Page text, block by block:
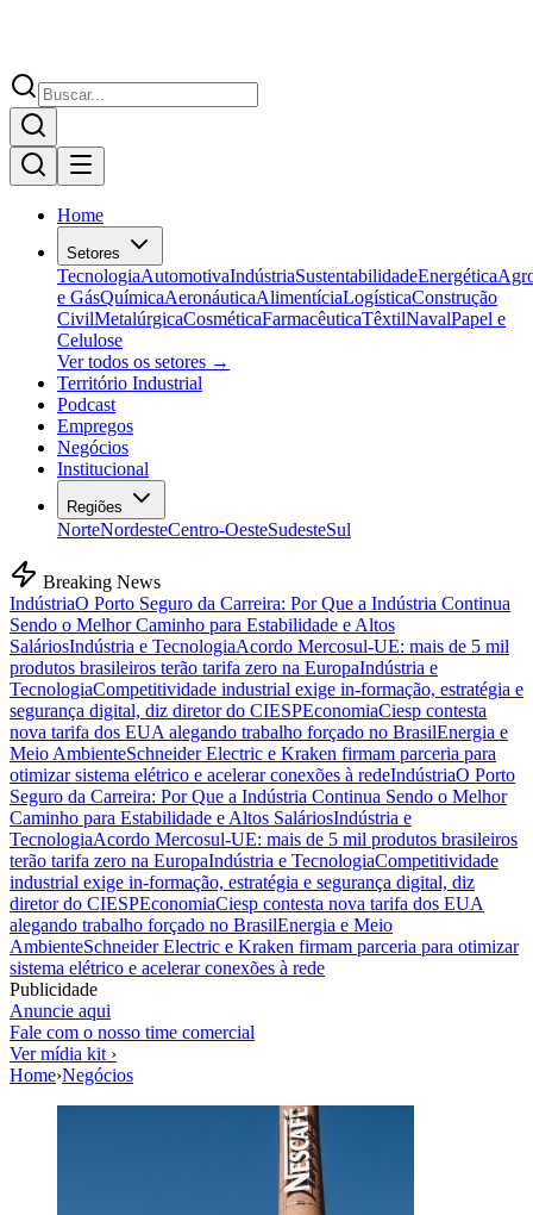
Home
Setores
TecnologiaAutomotivaIndústriaSustentabilidadeEnergética
e GásQuímicaAeronáuticaAlimentíciaLogísticaConstrução
CivilMetalúrgicaCosméticaFarmacêuticaTêxtilNavalPapel e
Celulose
Ver todos os setores →
Território Industrial
Podcast
Empregos
Negócios
Institucional
Regiões
NorteNordesteCentro-OesteSudesteSul
Breaking News
IndústriaO Porto Seguro da Carreira: Por Que a Indústria Continua
Sendo o Melhor Caminho para Estabilidade e Altos
SaláriosIndústria e TecnologiaAcordo Mercosul-UE: mais de 5 mil
produtos brasileiros terão tarifa zero na EuropaIndústria e
TecnologiaCompetitividade industrial exige in-formação, estratégia e
segurança digital, diz diretor do CIESPEconomiaCiesp contesta
nova tarifa dos EUA alegando trabalho forçado no BrasilEnergia e
Meio AmbienteSchneider Electric e Kraken firmam parceria para
otimizar sistema elétrico e acelerar conexões à redeIndústriaO Porto
Seguro da Carreira: Por Que a Indústria Continua Sendo o Melhor
Caminho para Estabilidade e Altos SaláriosIndústria e
TecnologiaAcordo Mercosul-UE: mais de 5 mil produtos brasileiros
terão tarifa zero na EuropaIndústria e TecnologiaCompetitividade
industrial exige in-formação, estratégia e segurança digital, diz
diretor do CIESPEconomiaCiesp contesta nova tarifa dos EUA
alegando trabalho forçado no BrasilEnergia e Meio
AmbienteSchneider Electric e Kraken firmam parceria para otimizar
sistema elétrico e acelerar conexões à rede
Publicidade
Anuncie aqui
Fale com o nosso time comercial
Ver mídia kit ›
Home›Negócios